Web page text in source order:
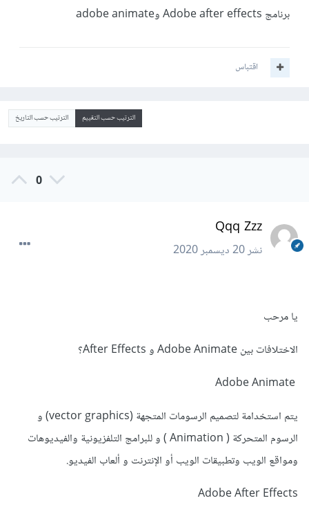
برنامج Adobe after effects وadobe animate
اقتباس
الترتيب حسب التقييم الترتيب حسب التاريخ
0
Qqq Zzz
نشر20 ديسمبر 2020
يا مرحب
الاختلافات بين Adobe Animate و After Effects؟
يتم استخدامة لتصميم الرسومات المتجهة (vector graphics) و
الرسوم المتحركة ( Animation ) و للبرامج التلفزيونية والفيديوهات
ومواقع الويب وتطبيقات الويب أو الإنترنت و ألعاب الفيديو.
Adobe After Effects